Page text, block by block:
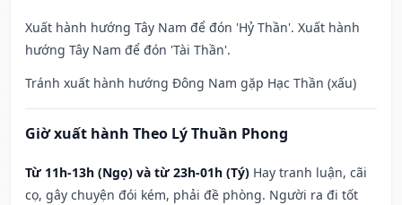
Xuất hành hướng Tây Nam để đón 'Hỷ Thần'. Xuất hành
hướng Tây Nam để đón 'Tài Thần'.
Tránh xuất hành hướng Đông Nam gặp Hạc Thần (xấu)
Giờ xuất hành Theo Lý Thuần Phong
Từ 11h-13h (Ngọ) và từ 23h-01h (Tý) Hay tranh luận, cãi
cọ, gây chuyện đói kém, phải đề phòng. Người ra đi tốt